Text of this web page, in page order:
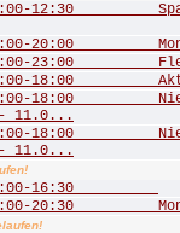
12:30
20:00
23:00
18:00
18:00
11.0...
18:00
11.0...
15:00-16:30
18:00-20:30